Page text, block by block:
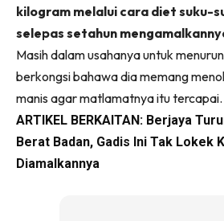
kilogram melalui cara diet suku-
selepas setahun
Masih dalam usahanya untuk
berkongsi bahawa dia memang
manis agar matlamatnya itu tercapai.
ARTIKEL BERKAITAN: Berjaya
Berat Badan, Gadis Ini Tak Lokek
Diamalkannya